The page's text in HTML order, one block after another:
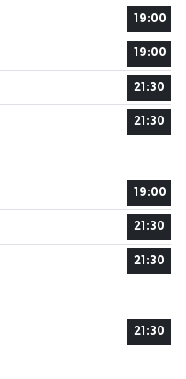
19:00
19:00
21:30
21:30
19:00
21:30
21:30
21:30